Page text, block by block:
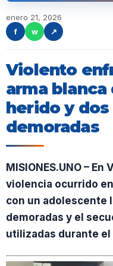
enero 21, 2026
f
w ↗
Violento
arma
herido y
demoradas
MISIONES.UNO –
violencia ocurrido
con un adolescente
demoradas y el
utilizadas durante